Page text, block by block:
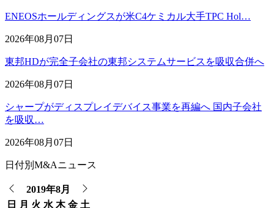
ENEOSホールディングスが米C4ケミカル大手TPC Hol…
2026年08月07日
東邦HDが完全子会社の東邦システムサービスを吸収合併へ
2026年08月07日
シャープがディスプレイデバイス事業を再編へ 国内子会社
を吸収…
2026年08月07日
日付別M&Aニュース
2019年8月
日
月 火 水 木 金 土